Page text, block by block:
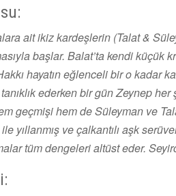
ait ikiz kardeşlerin (Talat &
başlar. Balat’ta kendi küçük
hayatın eğlenceli bir o kadar
ederken bir gün Zeynep
geçmişi hem de Süleyman ve
yıllanmış ve çalkantılı aşk
tüm dengeleri altüst eder.